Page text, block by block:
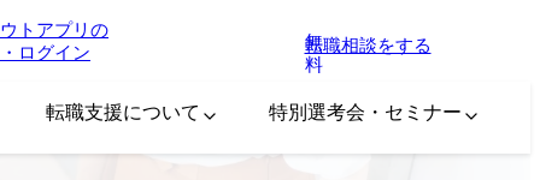
トアプリの
ログイン
無
料
転職相談をする
転職支援について 特別選考会・セミナー